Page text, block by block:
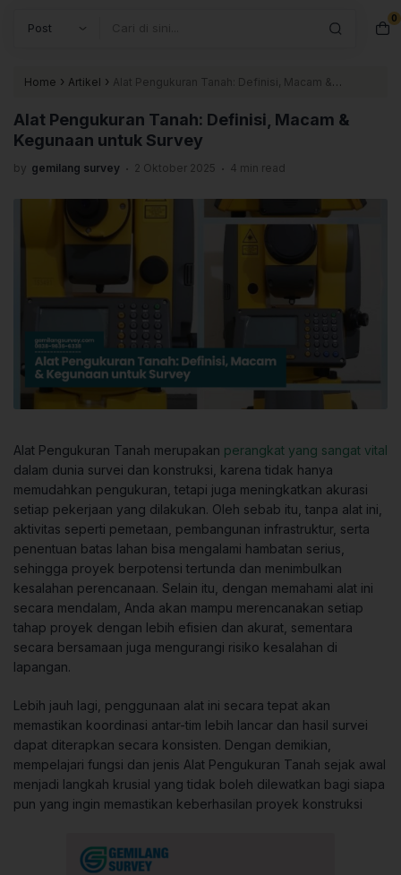
0
Home › Artikel › Alat Pengukuran Tanah: Definisi, Macam &
Kegunaan untuk Survey
Alat Pengukuran Tanah: Definisi, Macam &
Kegunaan untuk Survey
by gemilang survey . 2 Oktober 2025 . 4 min read
Alat Pengukuran Tanah merupakan perangkat yang sangat vital
dalam dunia survei dan konstruksi, karena tidak hanya
memudahkan pengukuran, tetapi juga meningkatkan akurasi
setiap pekerjaan yang dilakukan. Oleh sebab itu, tanpa alat ini,
aktivitas seperti pemetaan, pembangunan infrastruktur, serta
penentuan batas lahan bisa mengalami hambatan serius,
sehingga proyek berpotensi tertunda dan menimbulkan
kesalahan perencanaan. Selain itu, dengan memahami alat ini
secara mendalam, Anda akan mampu merencanakan setiap
tahap proyek dengan lebih efisien dan akurat, sementara
secara bersamaan juga mengurangi risiko kesalahan di
lapangan.
Lebih jauh lagi, penggunaan alat ini secara tepat akan
memastikan koordinasi antar-tim lebih lancar dan hasil survei
dapat diterapkan secara konsisten. Dengan demikian,
mempelajari fungsi dan jenis Alat Pengukuran Tanah sejak awal
menjadi langkah krusial yang tidak boleh dilewatkan bagi siapa
pun yang ingin memastikan keberhasilan proyek konstruksi